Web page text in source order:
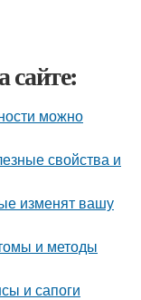
сайте:
можно
свойства и
изменят вашу
и методы
и сапоги